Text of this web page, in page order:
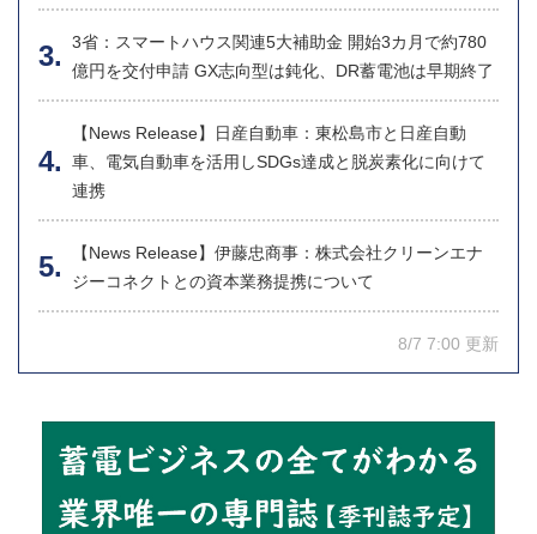
3省：スマートハウス関連5大補助金 開始3カ月で約780
億円を交付申請 GX志向型は鈍化、DR蓄電池は早期終了
【News Release】日産自動車：東松島市と日産自動
車、電気自動車を活用しSDGs達成と脱炭素化に向けて
連携
【News Release】伊藤忠商事：株式会社クリーンエナ
ジーコネクトとの資本業務提携について
8/7 7:00 更新